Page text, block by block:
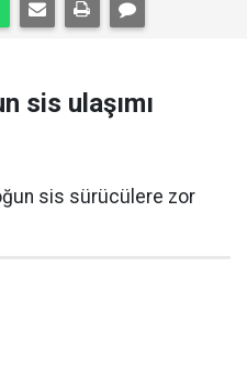
sis ulaşımı
sis sürücülere zor